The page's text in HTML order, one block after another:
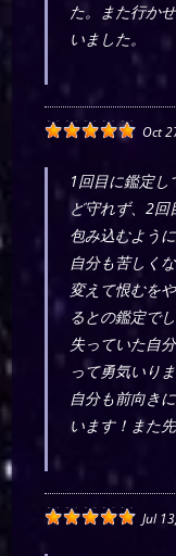
た。また行か
いました。
Oct
1回目に鑑定
ど守れず、2回
包み込むよう
自分も苦しく
変えて恨むを
るとの鑑定で
失っていた自
って勇気いり
自分も前向き
います！また
Jul